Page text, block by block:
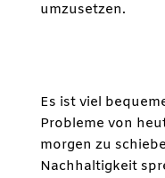
umzusetzen.
Es ist viel
Probleme von
morgen zu
Nachhaltigkeit